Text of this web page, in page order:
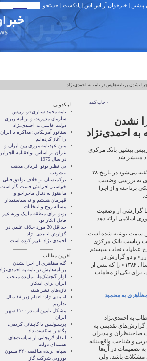
پیشین | خبرخوان آر اس اس| پادکست | جستجو:
نشدن برنامه‌هایش در نامه به احمدی‌نژاد
• چاپ کنید
نشدن
به احمدی‌نژاد
پیشین بانک مرکزی
منتشر شد.
به گزارش ایسنا، در این نامه که گفته می‌شود در تاریخ ۲۸
به بررسی وضعیت
پرداخته و از اجرا
گزارشی از وضعیت
اسلامی ارائه دهد.
سمت نوشته شده است،
ریاست بانک مرکزی
عملیات نجات سیستم
و دو گزارش در
خصوص «ارز مصرفی دولتی در سال ۱۳۸۶» را که پیش از
برای یكی از مقامات
به محمود
به احمدی‌نژاد
گزارش‌های تقدیمی به
صاحبنظران و مدیران
و شناخت واقع‌بینانه
به تصمیمات در آن‌ها
مشكلات باشد، ولی
لینکدونی
نامه محمد ستاری‌فر، رییس
سازمان مدیریت و برنامه ریزی
دولت خاتمی به احمدی‌نژاد
سناتور آمريکايي: مذاکره با ايران
را آغاز کرده‌ايم
متن عهدنامه مرزى بين ايران و
عراق بر اساس توافقنامه الجزاير
در سال 1975
بی نظیر بوتو، قربانی مذهب
خشونت
ترکمنستان بر خلاف توافق قبلی
خواستار افزایش قیمت گاز است
ما هنوز به دنبال ماجراجو و
قهرمان هستيم و نه سياستمدار
مساله روح و انتخابات
بوتو برای منطقه ما یک وزنه غیر
قابل انکار بود
حداقل 20 مورد خلاف علمي در
گزارش احمدی نژاد
احمدی نژاد تغییر کرده است
آخرین مطالب
گله مظاهری از اجرا نشدن
برنامه‌هایش در نامه به احمدی‌نژاد
آواز گنجشک‌ها، نماینده منتخب
ایران برای اسکار
تازه‌های نشر هفته
احمدی‌نژاد: اعدام زیر ۱۸ سال
نداریم
مشکل تامین آب در ۱۱۰۰ شهر
ایران
پرسپولیس با کاپیتانی کریمی،
پگاه را شکست داد
انتقاد لاریجانی از سیاست‌های
هسته‌ای دولت
سپاه، برنده مناقصه ۳۲۰ میلیون
یورویی شرکت گاز